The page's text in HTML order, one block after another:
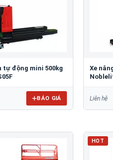
tự động mini 500kg
BÁO GIÁ
Xe
Liên hệ
HOT